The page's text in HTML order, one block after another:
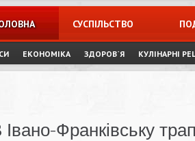
СУСПІЛЬСТВО
ЕКОНОМІКА ЗДОРОВ`Я КУЛІНАРНІ
Івано-Франківську